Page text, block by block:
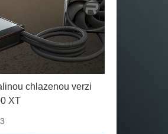
chlazenou verzi
XT